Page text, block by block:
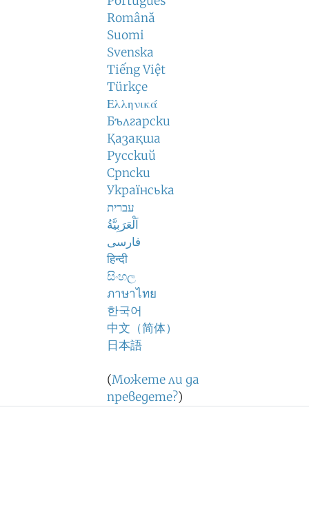
Română
Suomi
Svenska
Tiếng Việt
Türkçe
Ελληνικά
Български
Қазақша
Русский
Српски
Українська
עברית
اَلْعَرَبِيَّةُ
فارسی
हिन्दी
සිංහල
ภาษาไทย
한국어
中文（简体）
日本語
(Можете ли да
преведете?)